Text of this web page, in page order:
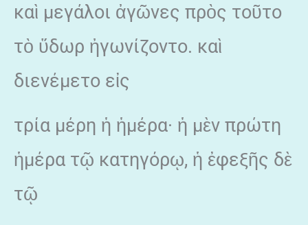
καὶ μεγάλοι ἀγῶνες πρὸς τοῦτο
τὸ ὕδωρ ἠγωνίζοντο. καὶ
διενέμετο εἰς
τρία μέρη ἡ ἡμέρα· ἡ μὲν πρώτη
ἡμέρα τῷ κατηγόρῳ, ἡ ἐφεξῆς δὲ
τῷ